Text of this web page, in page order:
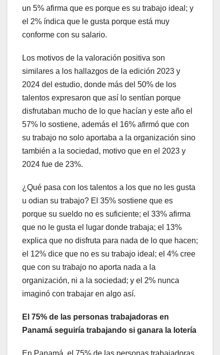
un 5% afirma que es porque es su trabajo ideal; y
el 2% índica que le gusta porque está muy
conforme con su salario.
Los motivos de la valoración positiva son
similares a los hallazgos de la edición 2023 y
2024 del estudio, donde más del 50% de los
talentos expresaron que así lo sentían porque
disfrutaban mucho de lo que hacían y este año el
57% lo sostiene, además el 16% afirmó que con
su trabajo no solo aportaba a la organización sino
también a la sociedad, motivo que en el 2023 y
2024 fue de 23%.
¿Qué pasa con los talentos a los que no les gusta
u odian su trabajo? El 35% sostiene que es
porque su sueldo no es suficiente; el 33% afirma
que no le gusta el lugar donde trabaja; el 13%
explica que no disfruta para nada de lo que hacen;
el 12% dice que no es su trabajo ideal; el 4% cree
que con su trabajo no aporta nada a la
organización, ni a la sociedad; y el 2% nunca
imaginó con trabajar en algo así.
El 75% de las personas trabajadoras en
Panamá seguiría trabajando si ganara la lotería